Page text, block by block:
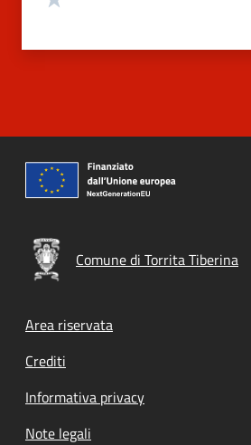
Comune di Torrita Tiberina
Footer menu
Area riservata
Crediti
Informativa privacy
Note legali